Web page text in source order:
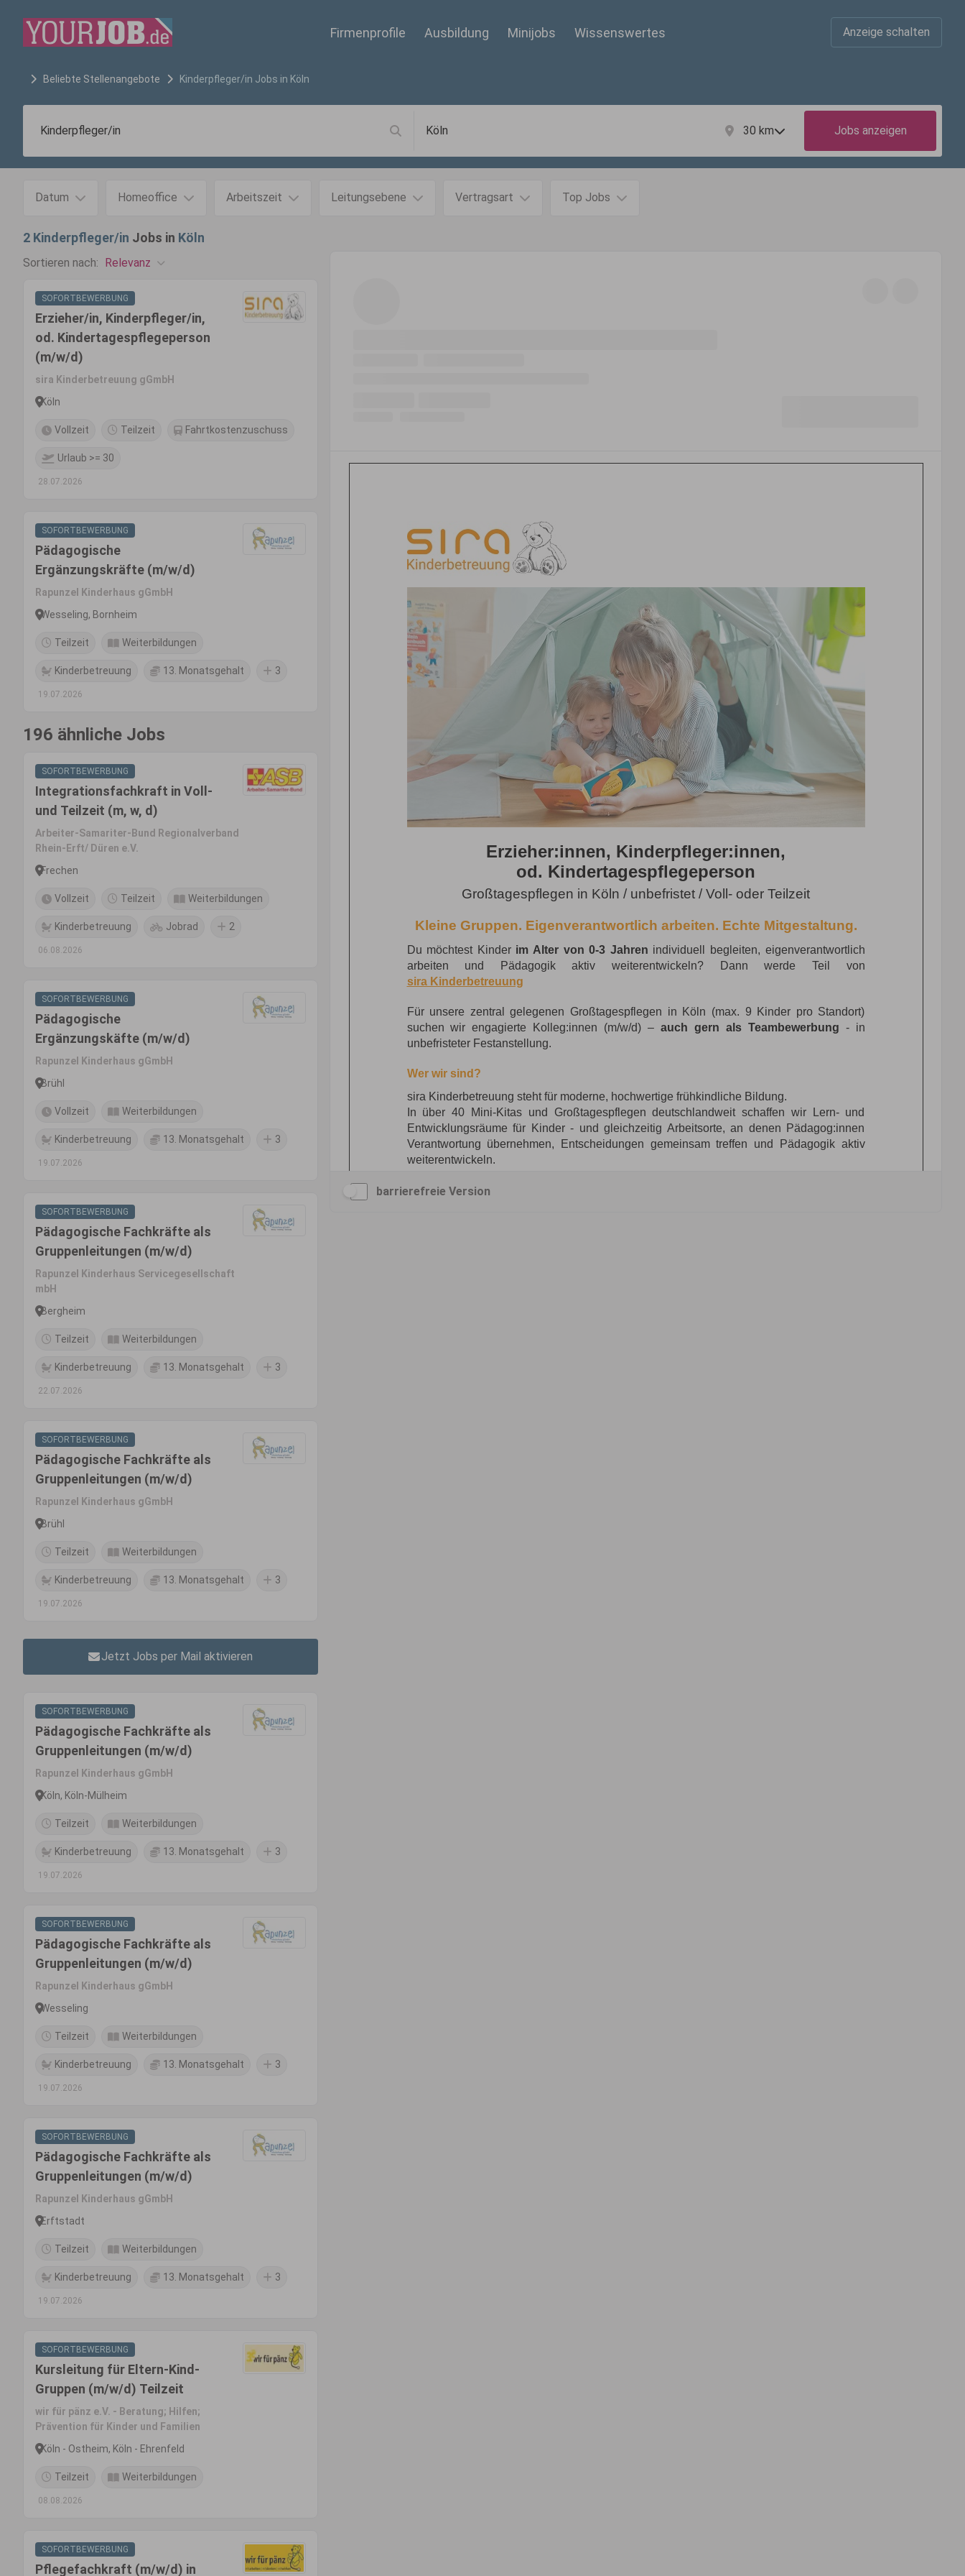
Firmenprofile Ausbildung Minijobs Wissenswertes Anzeige schalten
Beliebte Stellenangebote Kinderpfleger/in Jobs in Köln
30 km Jobs anzeigen
Datum Homeoffice Arbeitszeit Leitungsebene Vertragsart Top Jobs
2 Kinderpfleger/in Jobs in Köln
Sortieren nach: Relevanz
SOFORTBEWERBUNG
Erzieher/in, Kinderpfleger/in,
od. Kindertagespflegeperson
(m/w/d)
sira Kinderbetreuung gGmbH
Köln
Vollzeit Teilzeit Fahrtkostenzuschuss
Urlaub >= 30
28.07.2026
SOFORTBEWERBUNG
Pädagogische
Ergänzungskräfte (m/w/d)
Rapunzel Kinderhaus gGmbH
Wesseling, Bornheim
Teilzeit Weiterbildungen
Kinderbetreuung 13. Monatsgehalt 3
19.07.2026
196 ähnliche Jobs
SOFORTBEWERBUNG
Integrationsfachkraft in Voll-
und Teilzeit (m, w, d)
Arbeiter-Samariter-Bund Regionalverband
Rhein-Erft/ Düren e.V.
Frechen
Vollzeit Teilzeit Weiterbildungen
Kinderbetreuung Jobrad 2
06.08.2026
SOFORTBEWERBUNG
Pädagogische
Ergänzungskäfte (m/w/d)
Rapunzel Kinderhaus gGmbH
Brühl
Vollzeit Weiterbildungen
Kinderbetreuung 13. Monatsgehalt 3
19.07.2026
SOFORTBEWERBUNG
Pädagogische Fachkräfte als
Gruppenleitungen (m/w/d)
Rapunzel Kinderhaus Servicegesellschaft
mbH
Bergheim
Teilzeit Weiterbildungen
Kinderbetreuung 13. Monatsgehalt 3
22.07.2026
SOFORTBEWERBUNG
Pädagogische Fachkräfte als
Gruppenleitungen (m/w/d)
Rapunzel Kinderhaus gGmbH
Brühl
Teilzeit Weiterbildungen
Kinderbetreuung 13. Monatsgehalt 3
19.07.2026
Jetzt Jobs per Mail aktivieren
SOFORTBEWERBUNG
Pädagogische Fachkräfte als
Gruppenleitungen (m/w/d)
Rapunzel Kinderhaus gGmbH
Köln, Köln-Mülheim
Teilzeit Weiterbildungen
Kinderbetreuung 13. Monatsgehalt 3
19.07.2026
SOFORTBEWERBUNG
Pädagogische Fachkräfte als
Gruppenleitungen (m/w/d)
Rapunzel Kinderhaus gGmbH
Wesseling
Teilzeit Weiterbildungen
Kinderbetreuung 13. Monatsgehalt 3
19.07.2026
SOFORTBEWERBUNG
Pädagogische Fachkräfte als
Gruppenleitungen (m/w/d)
Rapunzel Kinderhaus gGmbH
Erftstadt
Teilzeit Weiterbildungen
Kinderbetreuung 13. Monatsgehalt 3
19.07.2026
SOFORTBEWERBUNG
Kursleitung für Eltern-Kind-
Gruppen (m/w/d) Teilzeit
wir für pänz e.V. - Beratung; Hilfen;
Prävention für Kinder und Familien
Köln - Ostheim, Köln - Ehrenfeld
Teilzeit Weiterbildungen
08.08.2026
SOFORTBEWERBUNG
Pflegefachkraft (m/w/d) in
barrierefreie Version